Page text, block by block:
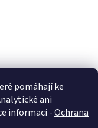
pomáhají ke
ani
informací -Ochrana